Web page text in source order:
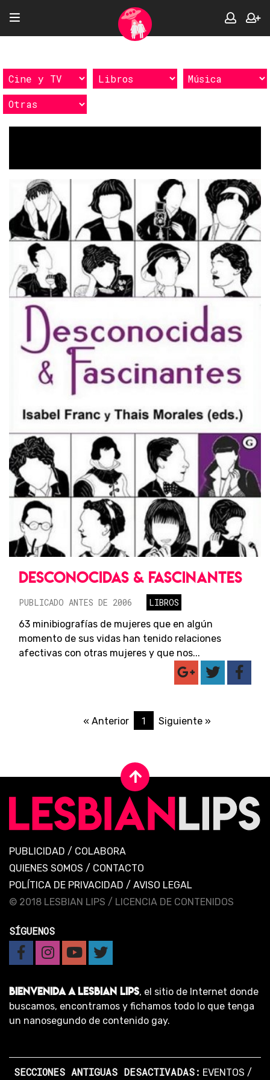
DESCONOCIDAS & FASCINANTES
PUBLICADO ANTES DE 2006
LIBROS
63 minibiografías de mujeres que en algún
momento de sus vidas han tenido relaciones
afectivas con otras mujeres y que nos...
« Anterior 1 Siguiente »
PUBLICIDAD / COLABORA
QUIENES SOMOS / CONTACTO
POLÍTICA DE PRIVACIDAD / AVISO LEGAL
© 2018 LESBIAN LIPS / LICENCIA DE CONTENIDOS
SÍGUENOS
BIENVENIDA A LESBIAN LIPS, el sitio de Internet donde
buscamos, encontramos y fichamos todo lo que tenga
un nanosegundo de contenido gay.
SECCIONES ANTIGUAS DESACTIVADAS: EVENTOS /